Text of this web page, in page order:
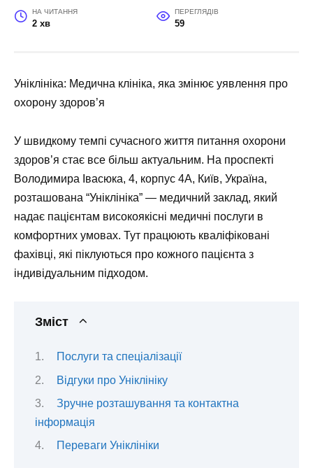
НА ЧИТАННЯ
2 хв
ПЕРЕГЛЯДІВ
59
Уніклініка: Медична клініка, яка змінює уявлення про
охорону здоров’я
У швидкому темпі сучасного життя питання охорони
здоров’я стає все більш актуальним. На проспекті
Володимира Івасюка, 4, корпус 4А, Київ, Україна,
розташована “Уніклініка” — медичний заклад, який
надає пацієнтам високоякісні медичні послуги в
комфортних умовах. Тут працюють кваліфіковані
фахівці, які піклуються про кожного пацієнта з
індивідуальним підходом.
Зміст
Послуги та спеціалізації
Відгуки про Уніклініку
Зручне розташування та контактна
інформація
Переваги Уніклініки